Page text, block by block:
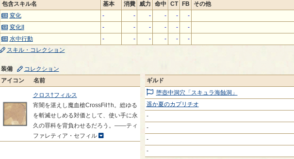
包含スキル名
基本 消費 威力 命中 CT FB
その他
変化
- - - - -
-
変化II
- - - - -
-
水中行動
- - - - -
-
スキル・コレクション
装備
コレクション
アイコン
名前
クロス†フィルス
宵闇を湛えし魔血槍CrossFil†h。総ゆる
を斬滅せしめる対価として、使い手に永
久の罪科を背負わせるだろう。――ティ
ファレティア・セフィル
ギルド
堕壺中洞穴「スキュラ海蝕洞」
遥か夏のカプリチオ
-
-
-
-